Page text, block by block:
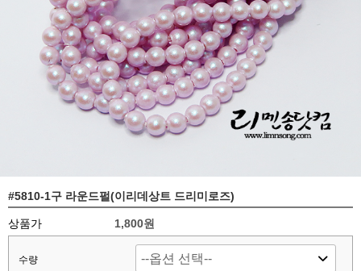
#5810-1구 라운드펄(이리데상트 드리미로즈)
상품가 1,800원
수량